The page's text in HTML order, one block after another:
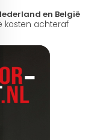
en België
kosten achteraf